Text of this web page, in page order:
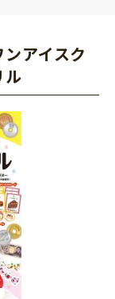
アイスク
ル